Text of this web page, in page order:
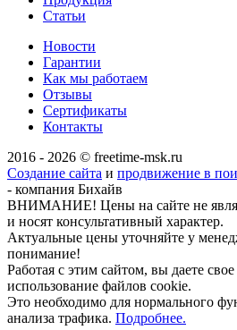
Статьи
Новости
Гарантии
Как мы работаем
Отзывы
Сертификаты
Контакты
2016 - 2026 © freetime-msk.ru
Создание сайта и продвижение в
- компания Бихайв
ВНИМАНИЕ! Цены на сайте не
и носят консультативный характер.
Актуальные цены уточняйте у
понимание!
Работая с этим сайтом, вы даете свое
использование файлов cookie.
Это необходимо для нормального
анализа трафика. Подробнее.